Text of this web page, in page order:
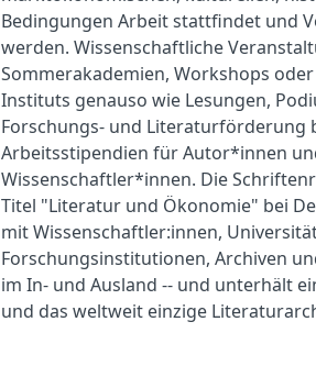
Bedingungen Arbeit stattfindet und
werden. Wissenschaftliche
Sommerakademien, Workshops
Instituts genauso wie Lesungen,
Forschungs- und Literaturförderung
Arbeitsstipendien für Autor*innen
Wissenschaftler*innen. Die
Titel "Literatur und Ökonomie" bei
mit Wissenschaftler:innen,
Forschungsinstitutionen, Archiven
im In- und Ausland -- und unterhält
und das weltweit einzige